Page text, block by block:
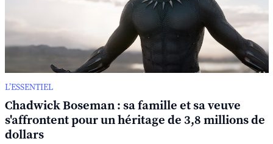
L’ESSENTIEL
Chadwick Boseman : sa famille et sa veuve
s'affrontent pour un héritage de 3,8 millions de
dollars